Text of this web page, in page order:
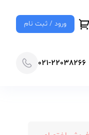
ورود / ثبت نام
021-22038266